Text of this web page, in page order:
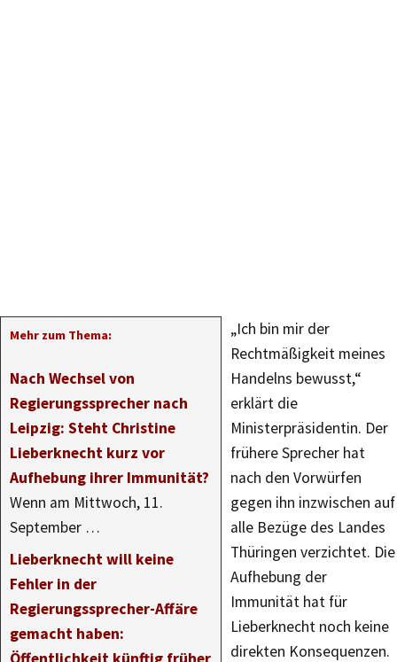
Mehr zum Thema:
Nach Wechsel von
Regierungssprecher nach
Leipzig: Steht Christine
Lieberknecht kurz vor
Aufhebung ihrer Immunität?
Wenn am Mittwoch, 11.
September …
Lieberknecht will keine
Fehler in der
Regierungssprecher-Affäre
gemacht haben:
„Ich bin mir der
Rechtmäßigkeit meines
Handelns bewusst,“
erklärt die
Ministerpräsidentin. Der
frühere Sprecher hat
nach den Vorwürfen
gegen ihn inzwischen auf
alle Bezüge des Landes
Thüringen verzichtet. Die
Aufhebung der
Immunität hat für
Lieberknecht noch keine
direkten Konsequenzen.